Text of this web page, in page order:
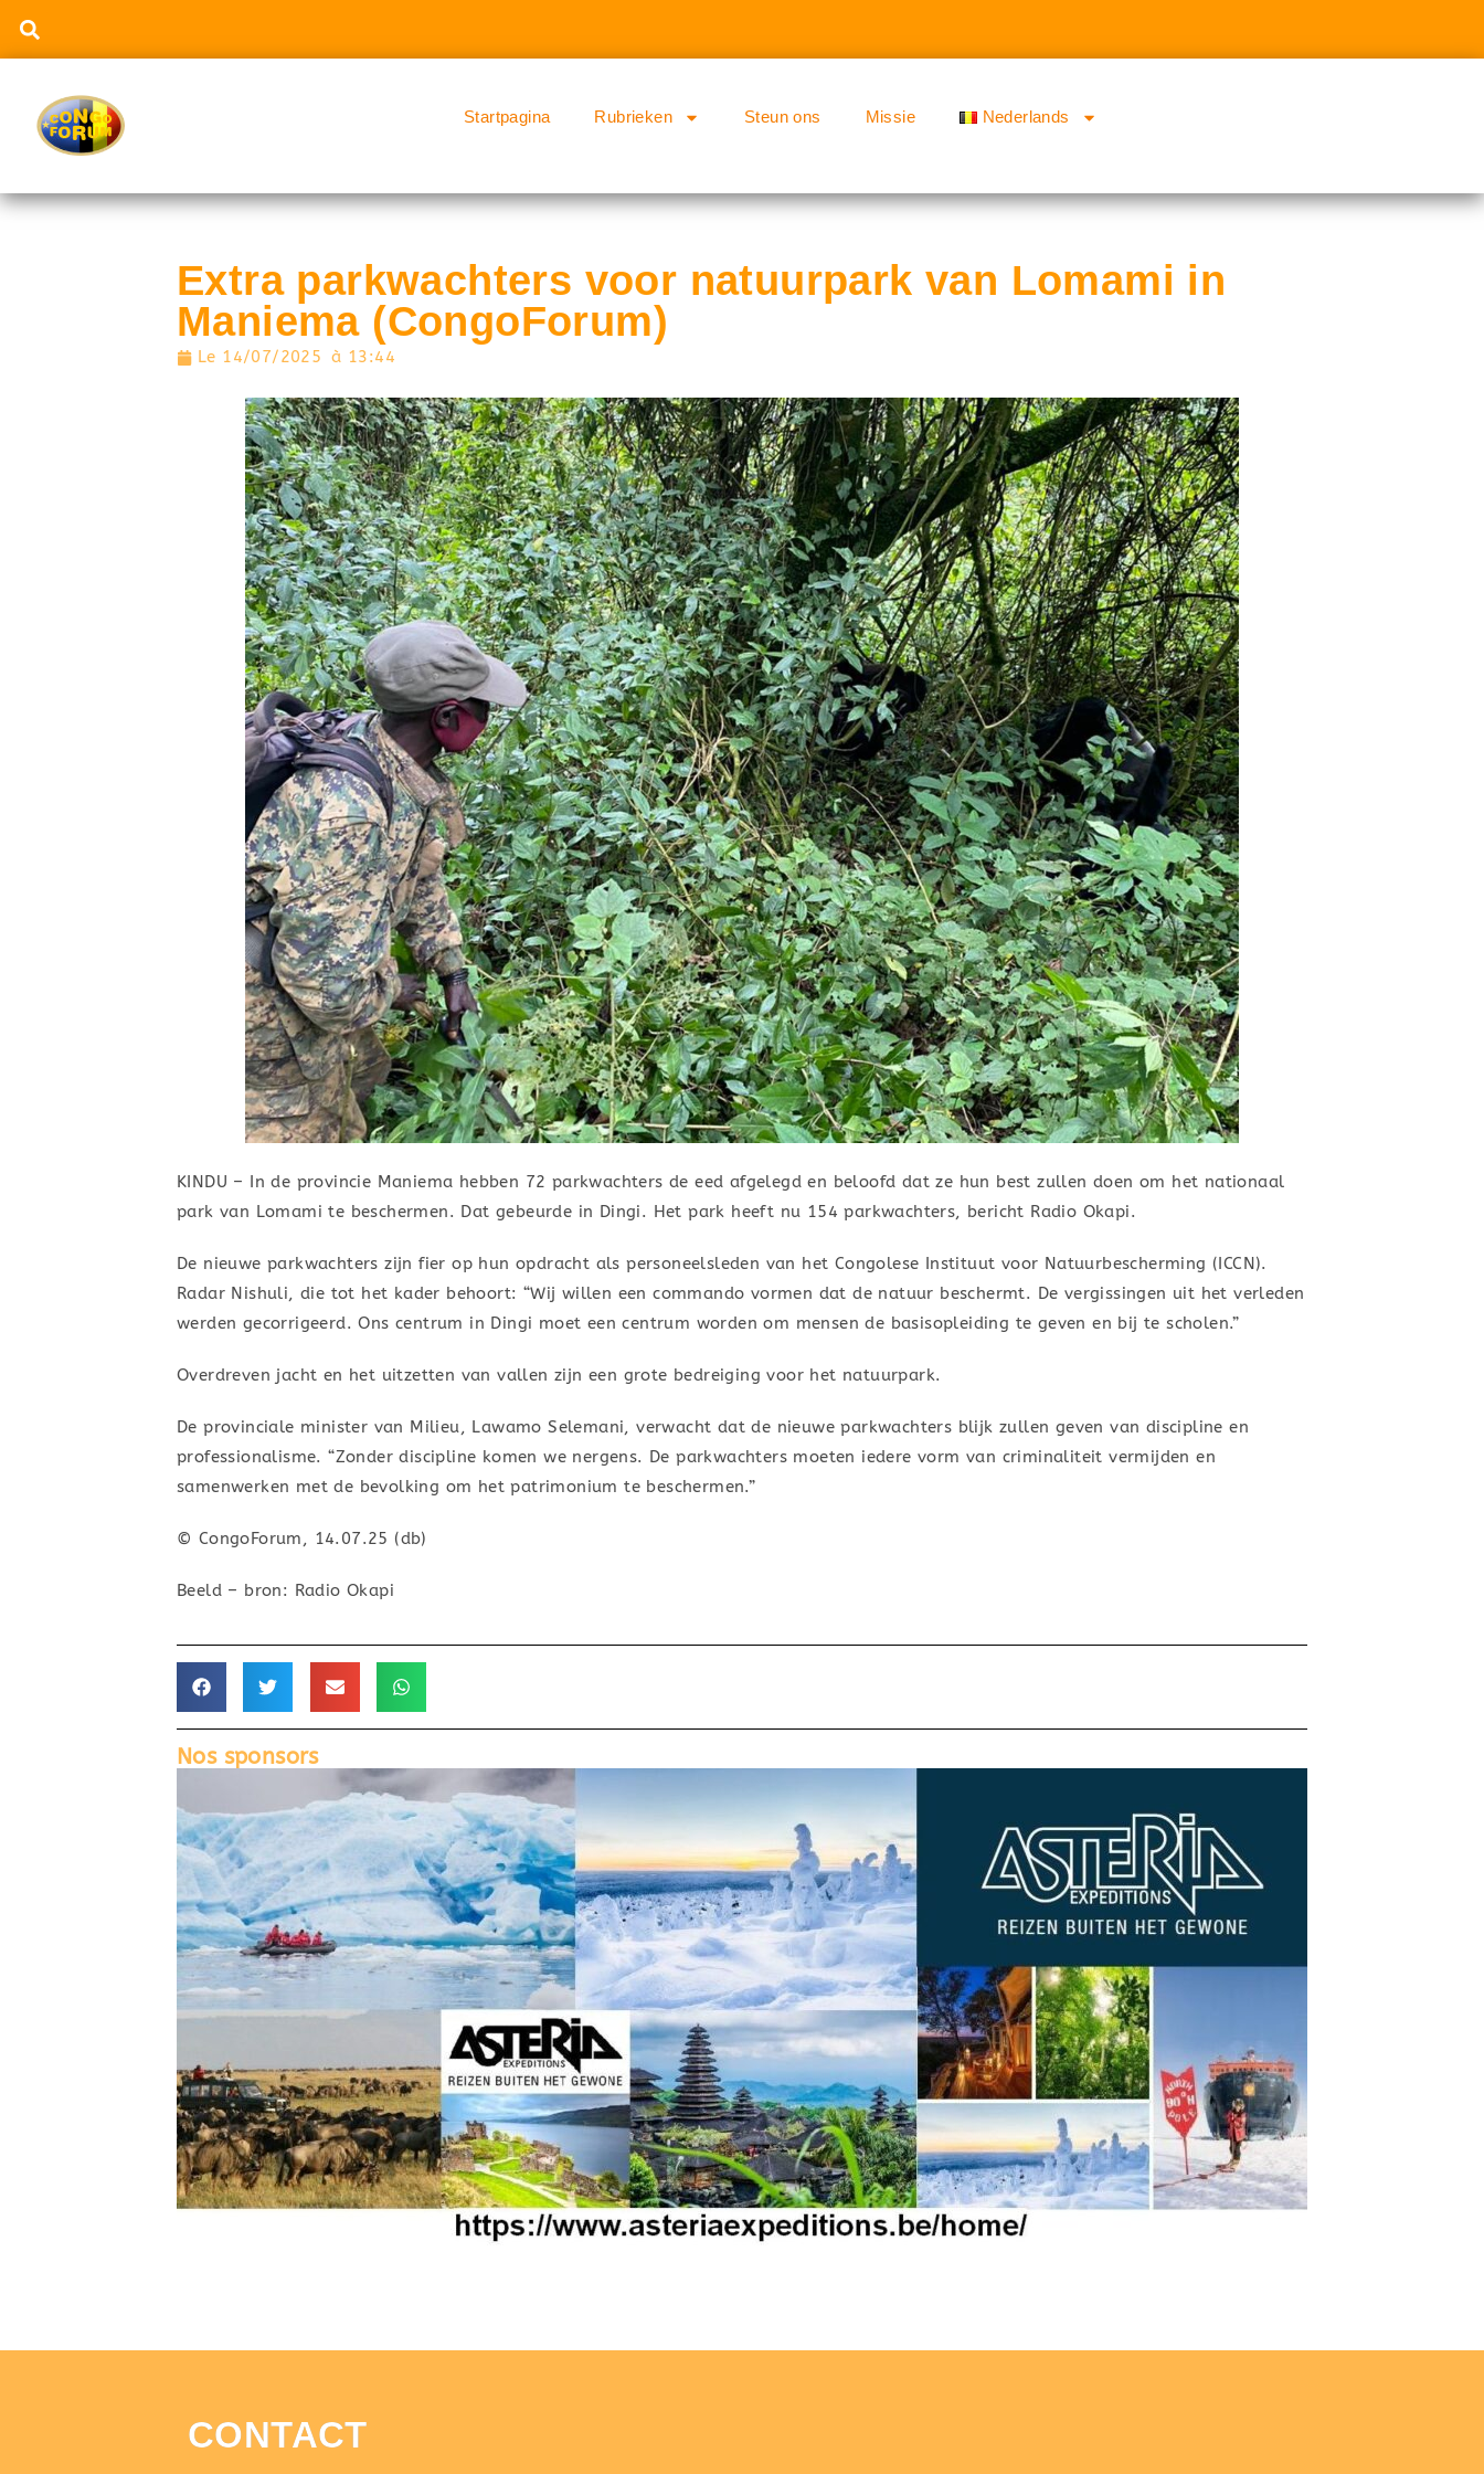
Startpagina Rubrieken Steun ons Missie Nederlands
Extra parkwachters voor natuurpark van Lomami in
Maniema (CongoForum)
Le 14/07/2025 à 13:44
KINDU – In de provincie Maniema hebben 72 parkwachters de eed afgelegd en beloofd dat ze hun best zullen doen om het nationaal
park van Lomami te beschermen. Dat gebeurde in Dingi. Het park heeft nu 154 parkwachters, bericht Radio Okapi.
De nieuwe parkwachters zijn fier op hun opdracht als personeelsleden van het Congolese Instituut voor Natuurbescherming (ICCN).
Radar Nishuli, die tot het kader behoort: “Wij willen een commando vormen dat de natuur beschermt. De vergissingen uit het verleden
werden gecorrigeerd. Ons centrum in Dingi moet een centrum worden om mensen de basisopleiding te geven en bij te scholen.”
Overdreven jacht en het uitzetten van vallen zijn een grote bedreiging voor het natuurpark.
De provinciale minister van Milieu, Lawamo Selemani, verwacht dat de nieuwe parkwachters blijk zullen geven van discipline en
professionalisme. “Zonder discipline komen we nergens. De parkwachters moeten iedere vorm van criminaliteit vermijden en
samenwerken met de bevolking om het patrimonium te beschermen.”
© CongoForum, 14.07.25 (db)
Beeld – bron: Radio Okapi
Nos sponsors
CONTACT